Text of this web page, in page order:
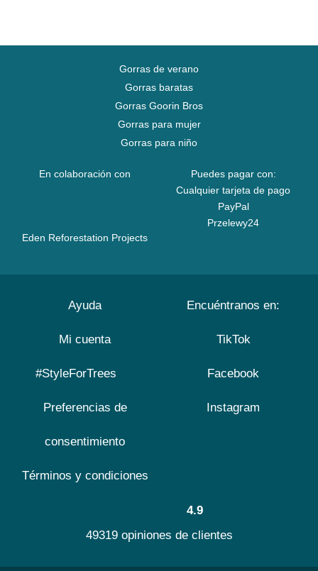
Gorras de verano
Gorras baratas
Gorras Goorin Bros
Gorras para mujer
Gorras para niño
En colaboración con
Eden Reforestation Projects
Puedes pagar con:
Cualquier tarjeta de pago
PayPal
Przelewy24
Ayuda
Mi cuenta
#StyleForTrees
Preferencias de
consentimiento
Términos y condiciones
Encuéntranos en:
TikTok
Facebook
Instagram
4.9
49319 opiniones de clientes